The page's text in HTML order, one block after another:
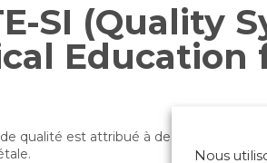
SI (Quality
qualité est attribué à des grandes
Nous